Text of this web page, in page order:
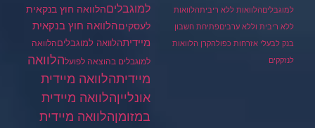
למוגבליםהלוואות ללא ריביתהלוואות
ללא ריבית וללא ערביםפתיחת חשבון
בנק לבעלי אזרחות כפולהקרן הלוואות
לנזקקים
למוגבליםהלוואה חוץ בנקאית
לעסקיםהלוואה חוץ בנקאית
מיידיתהלוואה למוגבליםהלוואה
למוגבלים בהוצאה לפועלהלוואה
מיידיתהלוואה מיידית
אונלייןהלוואה מיידית
במזומןהלוואה מיידית